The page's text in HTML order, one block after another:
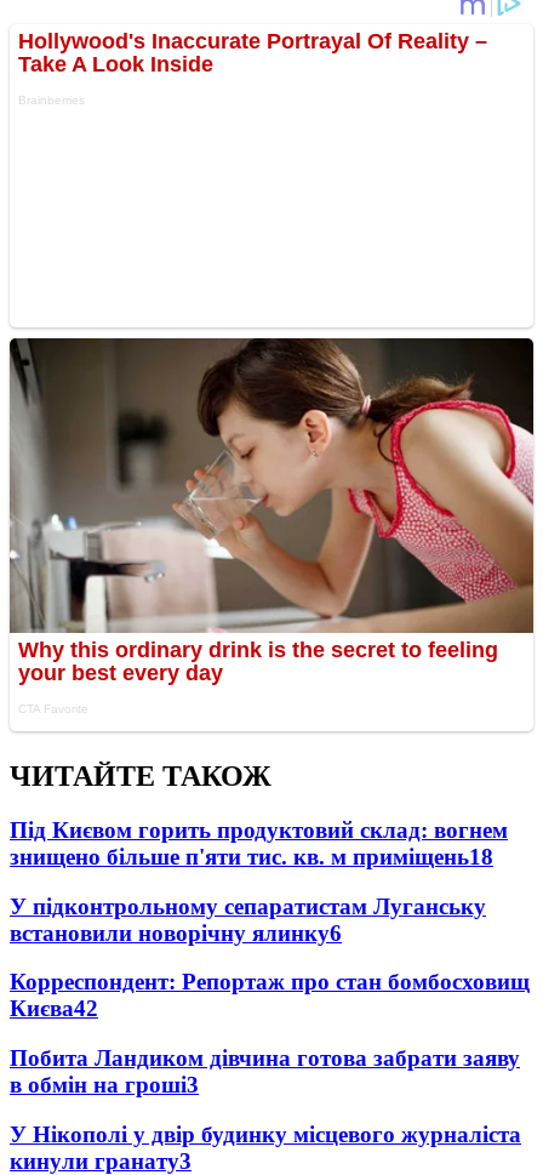
ЧИТАЙТЕ ТАКОЖ
Під Києвом горить продуктовий склад: вогнем
знищено більше п'яти тис. кв. м приміщень18
У підконтрольному сепаратистам Луганську
встановили новорічну ялинку6
Корреспондент: Репортаж про стан бомбосховищ
Києва42
Побита Ландиком дівчина готова забрати заяву
в обмін на гроші3
У Нікополі у двір будинку місцевого журналіста
кинули гранату3